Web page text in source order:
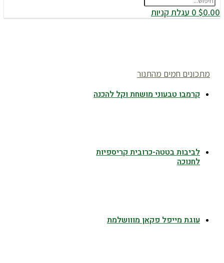
$0.00
0 עגלת קניות
מתכונים חמים מהתנור
קרמבו טבעוני מושחת וקל להכנה
לביבות בטטה-כרובית קריספיות
לחנוכה
עוגת מייפל פקאן מווושלמת